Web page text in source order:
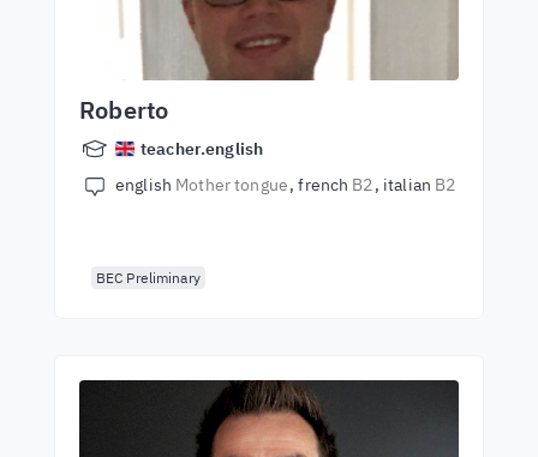
Roberto
teacher.english
english Mother tongue french B2 italian B2
BEC Preliminary